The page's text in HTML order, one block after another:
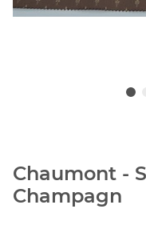
Chaumont -
Champagn